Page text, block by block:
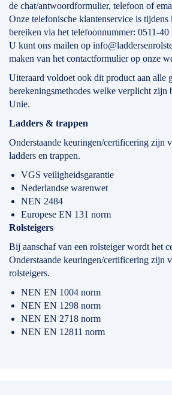
de chat/antwoordformulier, telefoon of
Onze telefonische klantenservice is tijdens
bereiken via het telefoonnummer: 0511-40
U kunt ons mailen op
maken van het contactformulier op onze
Uiteraard voldoet ook dit product aan alle
berekeningsmethodes welke verplicht zijn
Unie.
Ladders & trappen
Onderstaande keuringen/certificering zijn
ladders en trappen.
VGS veiligheidsgarantie
Nederlandse warenwet
NEN 2484
Europese EN 131 norm
Rolsteigers
Bij aanschaf van een rolsteiger wordt het
Onderstaande keuringen/certificering zijn
rolsteigers.
NEN EN 1004 norm
NEN EN 1298 norm
NEN EN 2718 norm
NEN EN 12811 norm